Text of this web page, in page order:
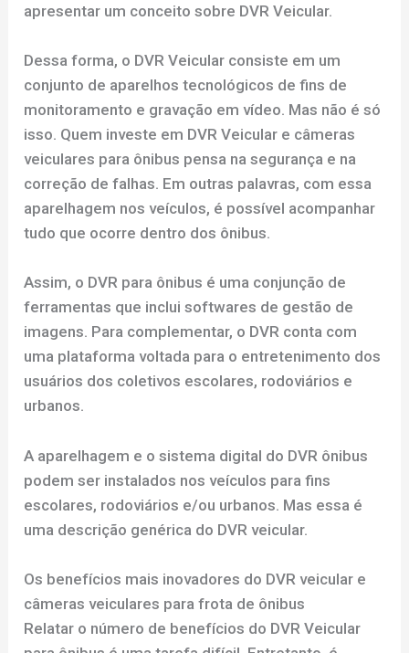
apresentar um conceito sobre DVR Veicular.
Dessa forma, o DVR Veicular consiste em um
conjunto de aparelhos tecnológicos de fins de
monitoramento e gravação em vídeo. Mas não é só
isso. Quem investe em DVR Veicular e câmeras
veiculares para ônibus pensa na segurança e na
correção de falhas. Em outras palavras, com essa
aparelhagem nos veículos, é possível acompanhar
tudo que ocorre dentro dos ônibus.
Assim, o DVR para ônibus é uma conjunção de
ferramentas que inclui softwares de gestão de
imagens. Para complementar, o DVR conta com
uma plataforma voltada para o entretenimento dos
usuários dos coletivos escolares, rodoviários e
urbanos.
A aparelhagem e o sistema digital do DVR ônibus
podem ser instalados nos veículos para fins
escolares, rodoviários e/ou urbanos. Mas essa é
uma descrição genérica do DVR veicular.
Os benefícios mais inovadores do DVR veicular e
câmeras veiculares para frota de ônibus
Relatar o número de benefícios do DVR Veicular